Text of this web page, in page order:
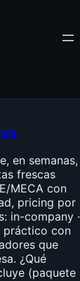
en semanas,
frescas
MECA con
pricing por
in-company ·
práctico con
que
¿Qué
(paquete